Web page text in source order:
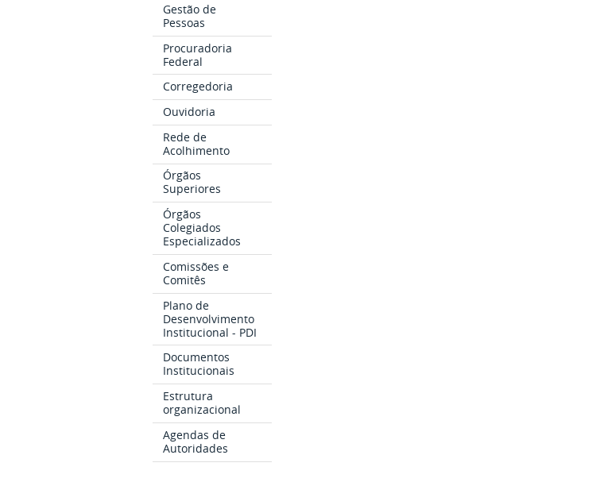
Gestão de
Pessoas
Procuradoria
Federal
Corregedoria
Ouvidoria
Rede de
Acolhimento
Órgãos
Superiores
Órgãos
Colegiados
Especializados
Comissões e
Comitês
Plano de
Desenvolvimento
Institucional - PDI
Documentos
Institucionais
Estrutura
organizacional
Agendas de
Autoridades